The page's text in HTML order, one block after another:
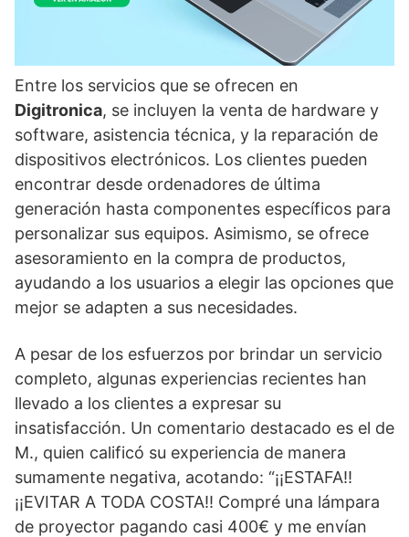
Entre los servicios que se ofrecen en
Digitronica, se incluyen la venta de hardware y
software, asistencia técnica, y la reparación de
dispositivos electrónicos. Los clientes pueden
encontrar desde ordenadores de última
generación hasta componentes específicos para
personalizar sus equipos. Asimismo, se ofrece
asesoramiento en la compra de productos,
ayudando a los usuarios a elegir las opciones que
mejor se adapten a sus necesidades.
A pesar de los esfuerzos por brindar un servicio
completo, algunas experiencias recientes han
llevado a los clientes a expresar su
insatisfacción. Un comentario destacado es el de
M., quien calificó su experiencia de manera
sumamente negativa, acotando: “¡¡ESTAFA!!
¡¡EVITAR A TODA COSTA!! Compré una lámpara
de proyector pagando casi 400€ y me envían